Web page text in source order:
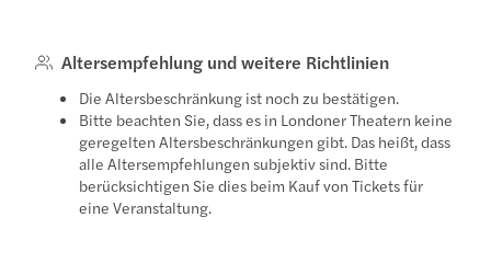
Altersempfehlung und weitere Richtlinien
Die Altersbeschränkung ist noch zu bestätigen.
Bitte beachten Sie, dass es in Londoner Theatern keine
geregelten Altersbeschränkungen gibt. Das heißt, dass
alle Altersempfehlungen subjektiv sind. Bitte
berücksichtigen Sie dies beim Kauf von Tickets für
eine Veranstaltung.